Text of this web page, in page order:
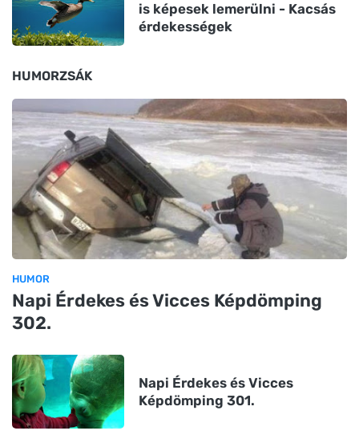
is képesek lemerülni - Kacsás
érdekességek
HUMORZSÁK
HUMOR
Napi Érdekes és Vicces Képdömping
302.
Napi Érdekes és Vicces
Képdömping 301.